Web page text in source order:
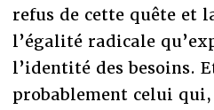
refus de cette quête et
l’égalité radicale
l’identité des besoins.
probablement celui